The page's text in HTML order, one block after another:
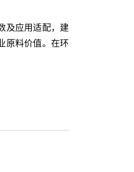
及应用适配，建
原料价值。在环